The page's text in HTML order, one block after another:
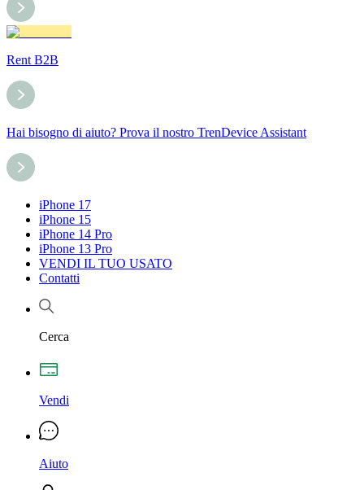
Rent B2B
Hai bisogno di aiuto? Prova il nostro TrenDevice Assistant
iPhone 17
iPhone 15
iPhone 14 Pro
iPhone 13 Pro
VENDI IL TUO USATO
Contatti
Cerca
Vendi
Aiuto